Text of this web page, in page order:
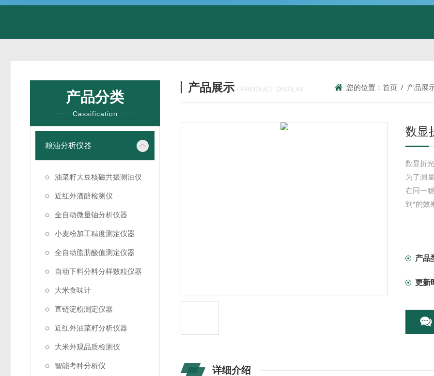
产品分类
Cassification
粮油分析仪器
油菜籽大豆核磁共振测油仪
近红外酒醅检测仪
全自动微量铀分析仪器
小麦粉加工精度测定仪器
全自动脂肪酸值测定仪器
自动下料分料分样数粒仪器
大米食味计
直链淀粉测定仪器
近红外油菜籽分析仪器
大米外观品质检测仪
智能考种分析仪
产品展示 / PRODUCT DISPLAY 您的位置：首页 / 产品展
数显
数显折
为了测
在同一
到*的效
产品
更新
详细介绍